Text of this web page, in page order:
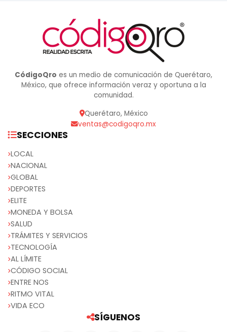
CódigoQro es un medio de comunicación de Querétaro,
México, que ofrece información veraz y oportuna a la
comunidad.
Querétaro, México
ventas@codigoqro.mx
SECCIONES
LOCAL
NACIONAL
GLOBAL
DEPORTES
ELITE
MONEDA Y BOLSA
SALUD
TRÁMITES Y SERVICIOS
TECNOLOGÍA
AL LÍMITE
CÓDIGO SOCIAL
ENTRE NOS
RITMO VITAL
VIDA ECO
SÍGUENOS